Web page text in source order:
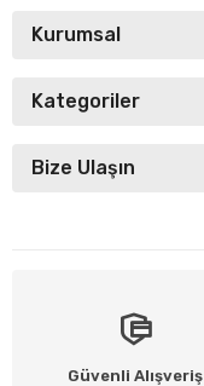
Kurumsal
Kategoriler
Bize Ulaşın
Güvenli Alışveriş